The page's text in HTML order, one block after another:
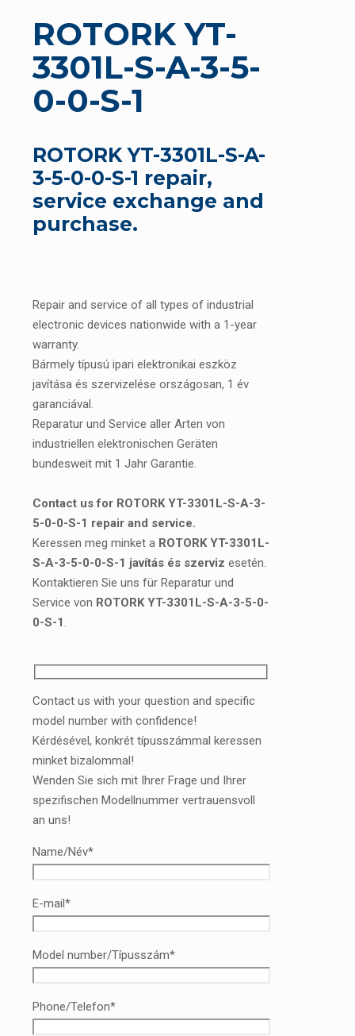
ROTORK YT-
3301L-S-A-3-5-
0-0-S-1
ROTORK YT-3301L-S-A-
3-5-0-0-S-1 repair,
service exchange and
purchase.
Repair and service of all types of industrial
electronic devices nationwide with a 1-year
warranty.
Bármely típusú ipari elektronikai eszköz
javítása és szervizelése országosan, 1 év
garanciával.
Reparatur und Service aller Arten von
industriellen elektronischen Geräten
bundesweit mit 1 Jahr Garantie.
Contact us for ROTORK YT-3301L-S-A-3-
5-0-0-S-1 repair and service.
Keressen meg minket a ROTORK YT-3301L-
S-A-3-5-0-0-S-1 javítás és szerviz esetén.
Kontaktieren Sie uns für Reparatur und
Service von ROTORK YT-3301L-S-A-3-5-0-
0-S-1 .
Contact us with your question and specific
model number with confidence!
Kérdésével, konkrét típusszámmal keressen
minket bizalommal!
Wenden Sie sich mit Ihrer Frage und Ihrer
spezifischen Modellnummer vertrauensvoll
an uns!
Name/Név*
E-mail*
Model number/Típusszám*
Phone/Telefon*